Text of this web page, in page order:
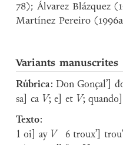
78); Álvarez Blázquez
Martínez Pereiro
Variants manuscrites
Rúbrica: Don Gonçal’]
sa] ca V; e] et V;
Texto:
1 oi] ay V 6 troux’]